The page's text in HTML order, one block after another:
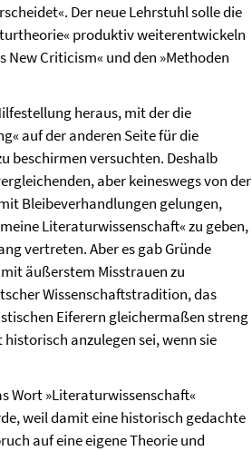
Der neue Lehrstuhl solle die
produktiv weiterentwickeln
Criticism« und den »Methoden
heraus, mit der die
auf der anderen Seite für die
beschirmen versuchten. Deshalb
aber keineswegs von der
Bleibeverhandlungen gelungen,
Literaturwissenschaft« zu geben,
vertreten. Aber es gab Gründe
äußerstem Misstrauen zu
Wissenschaftstradition, das
Eiferern gleichermaßen streng
anzulegen sei, wenn sie
Wort »Literaturwissenschaft«
weil damit eine historisch gedachte
auf eine eigene Theorie und